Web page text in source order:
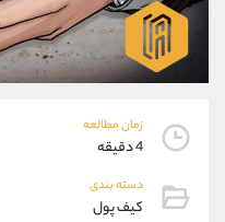
زمان مطالعه
4 دقیقه
دسته بندی
کیف پول
واتساپ
تلگرام
داخلی
پشتیبان فروش
واتساپ